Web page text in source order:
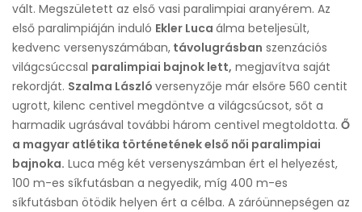
vált. Megszületett az első vasi paralimpiai aranyérem. Az
első paralimpiáján induló Ekler Luca álma beteljesült,
kedvenc versenyszámában, távolugrásban szenzációs
világcsúccsal paralimpiai bajnok lett, megjavítva saját
rekordját. Szalma László versenyzője már elsőre 560 centit
ugrott, kilenc centivel megdöntve a világcsúcsot, sőt a
harmadik ugrásával további három centivel megtoldotta. Ő
a magyar atlétika történetének első női paralimpiai
bajnoka. Luca még két versenyszámban ért el helyezést,
100 m-es síkfutásban a negyedik, míg 400 m-es
síkfutásban ötödik helyen ért a célba. A záróünnepségen az